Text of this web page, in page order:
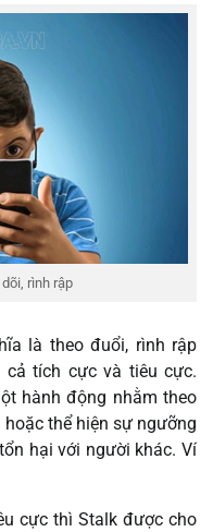
rình rập
là theo đuổi, rình rập
cả tích cực và tiêu cực.
hành động nhằm theo
thể hiện sự ngưỡng
hại với người khác. Ví
cực thì Stalk được cho